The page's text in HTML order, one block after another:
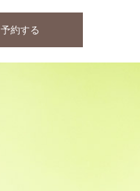
予約する